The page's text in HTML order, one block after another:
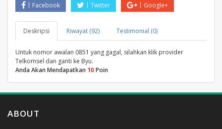
Facebook
Twitter Google+
Deskripsi Riwayat (92) Testimonial (0)
Untuk nomor awalan 0851 yang gagal, silahkan klik provider
Telkomsel dan ganti ke Byu.
Anda Akan Mendapatkan 10 Poin
ABOUT